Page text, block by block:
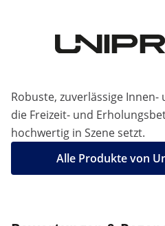
Robuste, zuverlässige
die Freizeit- und
hochwertig in Szene setzt.
Alle Produkte von